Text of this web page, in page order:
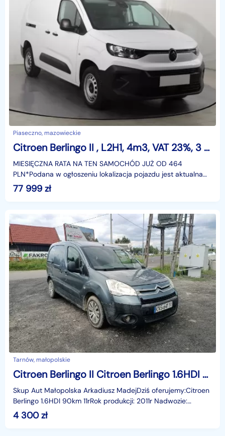
Piaseczno, mazowieckie
Citroen Berlingo II , L2H1, 4m3, VAT 23%, 3 Miejsca, 2 EU palet
MIESIĘCZNA RATA NA TEN SAMOCHÓD JUŻ OD 464
PLN*Podana w ogłoszeniu lokalizacja pojazdu jest aktualna
na dzień wystawienia ogłoszenia. Przed przyjazdem do
salonu
77 999 zł
Tarnów, małopolskie
Citroen Berlingo II Citroen Berlingo 1.6HDI 90km 11r
Skup Aut Małopolska Arkadiusz MadejDziś oferujemy:Citroen
Berlingo 1.6HDI 90km 11rRok produkcji: 2011r Nadwozie:
MinivanLiczba miejsc: 3Skrzynia: ManualPrzebieg
4 300zł